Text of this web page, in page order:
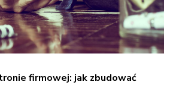
firmowej: jak zbudować